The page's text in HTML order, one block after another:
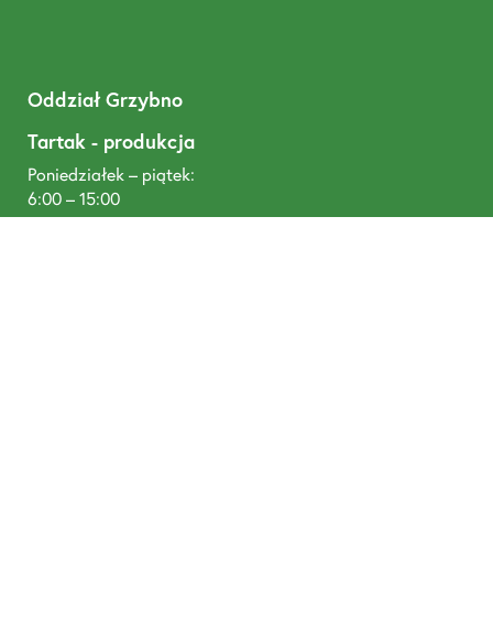
Oddział Grzybno
Tartak - produkcja
Poniedziałek – piątek:
6:00 – 15:00